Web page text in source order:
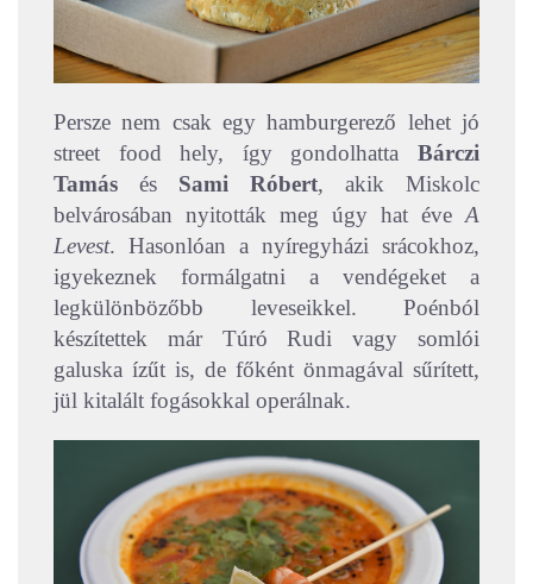
Persze nem csak egy hamburgerező lehet jó
street food hely, így gondolhatta Bárczi
Tamás és Sami Róbert, akik Miskolc
belvárosában nyitották meg úgy hat éveA
Levest. Hasonlóan a nyíregyházi srácokhoz,
igyekeznek formálgatni a vendégeket a
legkülönbözőbb leveseikkel. Poénból
készítettek már Túró Rudi vagy somlói
galuska ízűt is, de főként önmagával sűrített,
jül kitalált fogásokkal operálnak.